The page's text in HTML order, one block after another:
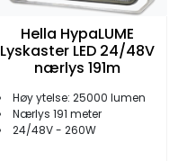
Hella HypaLUME
Lyskaster LED 24/48V
nærlys 191m
Høy ytelse: 25000 lumen
Nærlys 191 meter
24/48V - 260W